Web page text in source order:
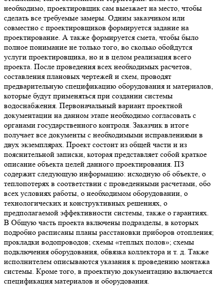
необходимо, проектировщик сам выезжает на место, чтобы
сделать все требуемые замеры. Одним заказчиком или
совместно с проектировщиков формируется задание на
проектирование. А также формируется смета, чтобы было
полное понимание не только того, во сколько обойдутся
услуги проектировщика, но и в целом реализация всего
проекта. После проведения всех необходимых расчетов,
составления плановых чертежей и схем, проводят
предварительную спецификацию оборудования и материалов,
которые будут применяться при создании системы
водоснабжения. Первоначальный вариант проектной
документации на данном этапе необходимо согласовать с
органами государственного контроля. Заказчик в итоге
получает все документы с необходимыми исправлениями в
двух экземплярах. Проект состоит из общей части и из
пояснительной записки, которая представляет собой краткое
описание объекта целей данного проектирования. ПЗ
содержит следующую информацию: исходную об объекте, о
теплопотерях в соответствии с проведенными расчетами, обо
всех условиях работы, о необходимом оборудовании, о
технологических и конструктивных решениях, о
предполагаемой эффективности системы, также о гарантиях.
В Общую часть проекта включены подразделы, в которых
подробно расписаны планы расстановки приборов отопления;
прокладки водопроводов; схемы «теплых полов»; схемы
подключения оборудования, обвязка коллектора и т. д. Также
исполнителем описываются указания к проведению монтажа
системы. Кроме того, в проектную документацию включается
спецификация материалов и оборудования.